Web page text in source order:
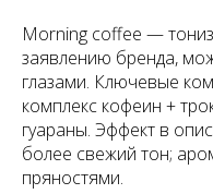
Morning coffee —
заявлению бренда,
глазами. Ключевые
комплекс кофеин +
гуараны. Эффект в
более свежий тон;
пряностями.